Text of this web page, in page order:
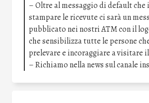
– Oltre al messaggio di default che
stampare le ricevute ci sarà un
pubblicato nei nostri ATM con il
che sensibilizza tutte le persone
prelevare e incoraggiare a visitare
– Richiamo nella news sul canale